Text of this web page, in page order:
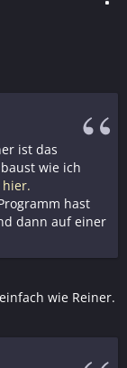
ist das
wie ich
hier.
hast
dann auf einer
wie Reiner.